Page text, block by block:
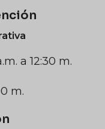
a 12:30 m.
m.